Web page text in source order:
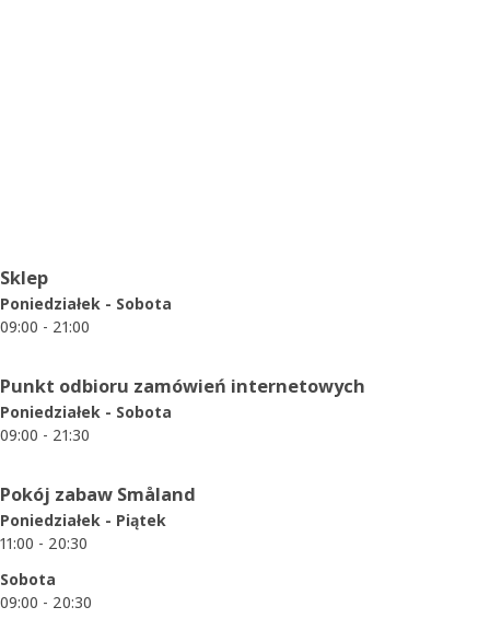
Godziny otwarcia
Sklep
Poniedziałek - Sobota
09:00 - 21:00
Punkt odbioru zamówień internetowych
Poniedziałek - Sobota
09:00 - 21:30
Pokój zabaw Småland
Poniedziałek - Piątek
11:00 - 20:30
Sobota
09:00 - 20:30